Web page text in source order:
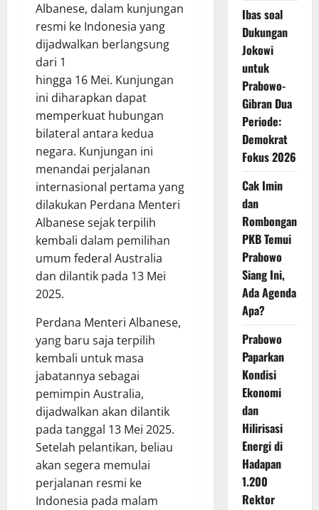
Albanese, dalam kunjungan
resmi ke Indonesia yang
dijadwalkan berlangsung
dari 1
hingga 16 Mei. Kunjungan
ini diharapkan dapat
memperkuat hubungan
bilateral antara kedua
negara. Kunjungan ini
menandai perjalanan
internasional pertama yang
dilakukan Perdana Menteri
Albanese sejak terpilih
kembali dalam pemilihan
umum federal Australia
dan dilantik pada 13 Mei
2025.
Perdana Menteri Albanese,
yang baru saja terpilih
kembali untuk masa
jabatannya sebagai
pemimpin Australia,
dijadwalkan akan dilantik
pada tanggal 13 Mei 2025.
Setelah pelantikan, beliau
akan segera memulai
perjalanan resmi ke
Indonesia pada malam
Ibas soal
Dukungan
Jokowi
untuk
Prabowo-
Gibran Dua
Periode:
Demokrat
Fokus 2026
Cak Imin
dan
Rombongan
PKB Temui
Prabowo
Siang Ini,
Ada Agenda
Apa?
Prabowo
Paparkan
Kondisi
Ekonomi
dan
Hilirisasi
Energi di
Hadapan
1.200
Rektor